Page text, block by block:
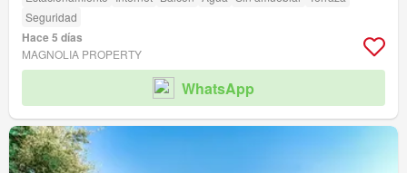
Seguridad
Hace 5 días
MAGNOLIA PROPERTY
WhatsApp